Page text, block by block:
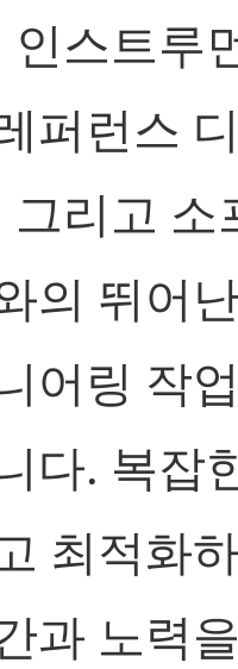
인스트루
퍼런스
리고 소
의 뛰어
어링 작
다. 복잡
최적화
과 노력